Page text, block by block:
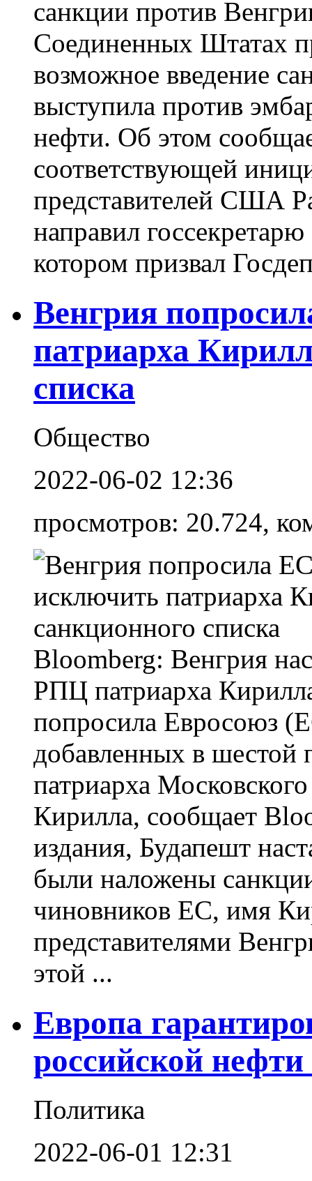
санкции против
Соединенных Штатах
возможное введение
выступила против
нефти. Об этом
соответствующей
представителей США
направил
котором призвал
Венгрия
патриарха
списка
Общество
2022-06-02 12:36
просмотров: 20.724,
Bloomberg: Венгрия
РПЦ патриарха
попросила Евросоюз
добавленных в шестой
патриарха
Кирилла, сообщает
издания, Будапешт
были наложены
чиновников ЕС, имя
представителями
этой ...
Европа
российской
Политика
2022-06-01 12:31